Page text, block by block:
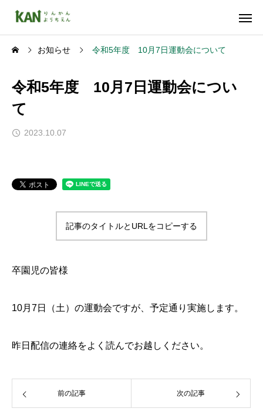
お知らせ 令和5年度 10月7日運動会について
令和5年度 10月7日運動会につい
て
2023.10.07
記事のタイトルとURLをコピーする
卒園児の皆様
10月7日（土）の運動会ですが、予定通り実施します。
昨日配信の連絡をよく読んでお越しください。
前の記事 次の記事